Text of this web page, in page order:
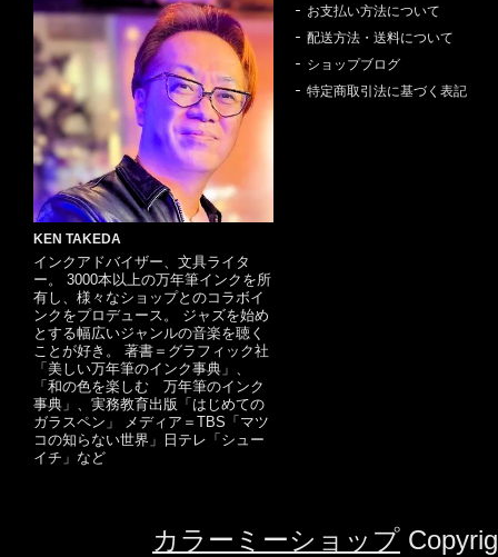
KEN TAKEDA
インクアドバイザー、文具ライタ
ー。 3000本以上の万年筆インクを所
有し、様々なショップとのコラボイ
ンクをプロデュース。 ジャズを始め
とする幅広いジャンルの音楽を聴く
ことが好き。 著書＝グラフィック社
「美しい万年筆のインク事典」、
「和の色を楽しむ 万年筆のインク
事典」、実務教育出版「はじめての
ガラスペン」 メディア＝TBS「マツ
コの知らない世界」日テレ「シュー
イチ」など
お支払い方法について
配送方法・送料について
ショップブログ
特定商取引法に基づく表記
カラーミーショップ